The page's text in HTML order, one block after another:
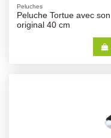
Peluches
Peluche Tortue avec son
original 40 cm